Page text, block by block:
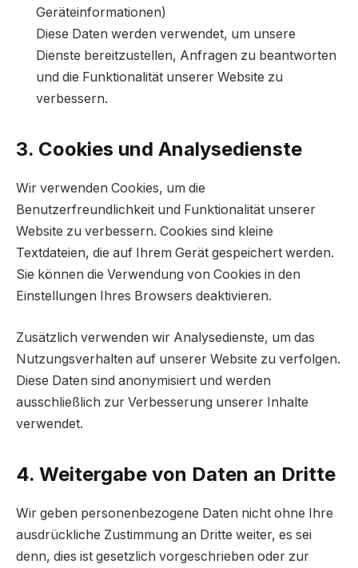
Geräteinformationen)
Diese Daten werden verwendet, um unsere
Dienste bereitzustellen, Anfragen zu beantworten
und die Funktionalität unserer Website zu
verbessern.
3. Cookies und Analysedienste
Wir verwenden Cookies, um die
Benutzerfreundlichkeit und Funktionalität unserer
Website zu verbessern. Cookies sind kleine
Textdateien, die auf Ihrem Gerät gespeichert werden.
Sie können die Verwendung von Cookies in den
Einstellungen Ihres Browsers deaktivieren.
Zusätzlich verwenden wir Analysedienste, um das
Nutzungsverhalten auf unserer Website zu verfolgen.
Diese Daten sind anonymisiert und werden
ausschließlich zur Verbesserung unserer Inhalte
verwendet.
4. Weitergabe von Daten an Dritte
Wir geben personenbezogene Daten nicht ohne Ihre
ausdrückliche Zustimmung an Dritte weiter, es sei
denn, dies ist gesetzlich vorgeschrieben oder zur